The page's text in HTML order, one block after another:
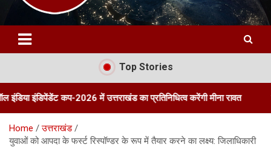
Bharat Uday News
Top Stories
कप-2026 में उत्तराखंड का प्रतिनिधित्व करेंगी मीना रावत तीन दिवसीय
Home
उत्तराखंड
युवाओं को आपदा के फर्स्ट रिस्पॉण्डर के रूप में तैयार करने का लक्ष्य: जिलाधिकारी